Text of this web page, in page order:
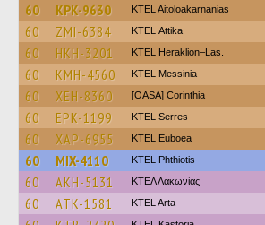
60 KPK-9630 KTEL Aitoloakarnanias
60 ZMI-6384 KΤΕL Αttika
60 HKH-3201 KTEL Heraklion–Las.
60 KMH-4560 KTEL Messinia
60 XEH-8360 [OASA] Corinthia
60 EPK-1199 KTEL Serres
60 XAP-6955 ΚΤΕL Euboea
60 MIX-4110 ΚΤΕL Phthiotis
60 AKH-5131 ΚΤΕΛ Λακωνίας
60 ATK-1581 KTEL Arta